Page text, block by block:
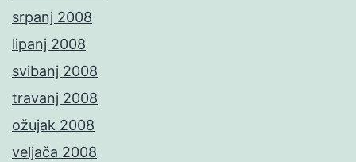
srpanj 2008
lipanj 2008
svibanj 2008
travanj 2008
ožujak 2008
veljača 2008